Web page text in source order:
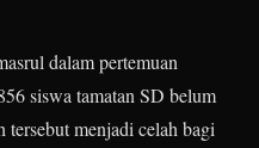
dalam pertemuan
siswa tamatan SD belum
menjadi celah bagi